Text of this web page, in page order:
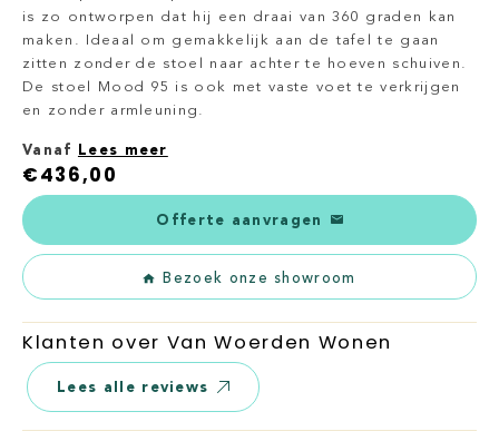
is zo ontworpen dat hij een draai van 360 graden kan
maken. Ideaal om gemakkelijk aan de tafel te gaan
zitten zonder de stoel naar achter te hoeven schuiven.
De stoel Mood 95 is ook met vaste voet te verkrijgen
en zonder armleuning.
Vanaf Lees meer
€436,00
Offerte aanvragen
Bezoek onze showroom
Klanten over Van Woerden Wonen
Lees alle reviews